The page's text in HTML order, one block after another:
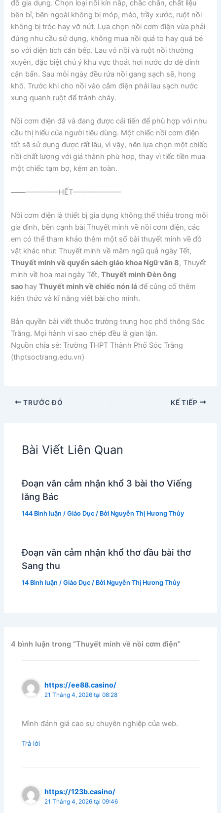
đồ gia dụng. Chọn loại nồi kín nắp, chắc chắn, chất liệu
bên bỉ, bên ngoài không bị móp, méo, trầy xước, ruột nồi
không bị tróc hay vỡ nứt. Lựa chọn nồi cơm điện vừa phải
đúng nhu cầu sử dụng, không mua nồi quá to hay quá bé
so với diện tích căn bếp. Lau vỏ nồi và ruột nồi thường
xuyên, đặc biệt chú ý khu vực thoát hơi nước do dễ dính
cặn bẩn. Sau mỗi ngày đều rửa nồi gang sạch sẽ, hong
khô. Trước khi cho nồi vào cắm điện phải lau sạch nước
xung quanh ruột để tránh cháy.
Nồi cơm điện đã và đang được cải tiến để phù hợp với nhu
cầu thị hiếu của người tiêu dùng. Một chiếc nồi cơm điện
tốt sẽ sử dụng được rất lâu, vì vậy, nên lựa chọn một chiếc
nồi chất lượng với giá thành phù hợp, thay vì tiếc tiền mua
một chiếc tạm bợ, kém an toàn.
——————–HẾT——————–
Nồi cơm điện là thiết bị gia dụng không thể thiếu trong mỗi
gia đình, bên cạnh bài Thuyết minh về nồi cơm điện, các
em có thể tham khảo thêm một số bài thuyết minh về đồ
vật khác như: Thuyết minh về mâm ngũ quả ngày Tết,
Thuyết minh về quyển sách giáo khoa Ngữ văn 8, Thuyết
minh về hoa mai ngày Tết,Thuyết minh Đèn ông
sao hayThuyết minh về chiếc nón lá để củng cố thêm
kiến thức và kĩ năng viết bài cho mình.
Bản quyền bài viết thuộc trường trung học phổ thông Sóc
Trăng. Mọi hành vi sao chép đều là gian lận.
Nguồn chia sẻ: Trường THPT Thành Phố Sóc Trăng
(thptsoctrang.edu.vn)
TRƯỚC ĐÓ KẾ TIẾP
Bài Viết Liên Quan
Đoạn văn cảm nhận khổ 3 bài thơ Viếng
lăng Bác
144 Bình luận /Giáo Dục / Bởi Nguyễn Thị Hương Thủy
Đoạn văn cảm nhận khổ thơ đầu bài thơ
Sang thu
14 Bình luận /Giáo Dục / Bởi Nguyễn Thị Hương Thủy
4 bình luận trong “Thuyết minh về nồi cơm điện”
https://ee88.casino/
21 Tháng 4, 2026 tại 08:28
Mình đánh giá cao sự chuyên nghiệp của web.
Trả lời
https://123b.casino/
21 Tháng 4, 2026 tại 09:46